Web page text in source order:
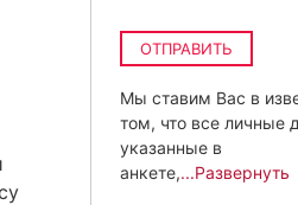
ОТПРАВИТЬ
Мы ставим Вас в
том, что все личные
указанные в
анкете,...Развернуть